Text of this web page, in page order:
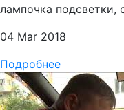
лампочка подсветки,
04 Mar 2018
Подробнее